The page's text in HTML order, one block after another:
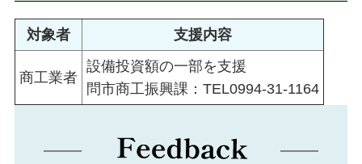
対象者 支援内容
商工業者
設備投資額の一部を支援
問市商工振興課：TEL0994-31-1164